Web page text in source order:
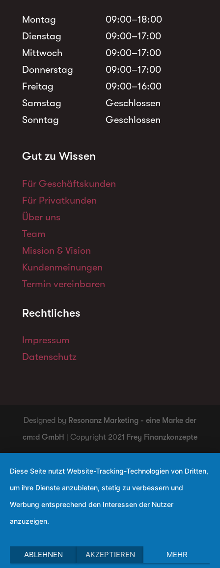
Montag
09:00–18:00
Dienstag
09:00–17:00
Mittwoch
09:00–17:00
Donnerstag
09:00–17:00
Freitag
09:00–16:00
Samstag
Geschlossen
Sonntag
Geschlossen
Gut zu Wissen
Für Geschäftskunden
Für Privatkunden
Über uns
Team
Mission & Vision
Kundenmeinungen
Termin vereinbaren
Rechtliches
Impressum
Datenschutz
Designed by Resonanz Marketing - eine Marke der
cm:d GmbH
| Copyright 2021 Frey Finanzkonzepte
Diese Seite nutzt Website-Tracking-Technologien von Dritten,
um ihre Dienste anzubieten, stetig zu verbessern und
Werbung entsprechend den Interessen der Nutzer
anzuzeigen.
ABLEHNEN AKZEPTIEREN MEHR